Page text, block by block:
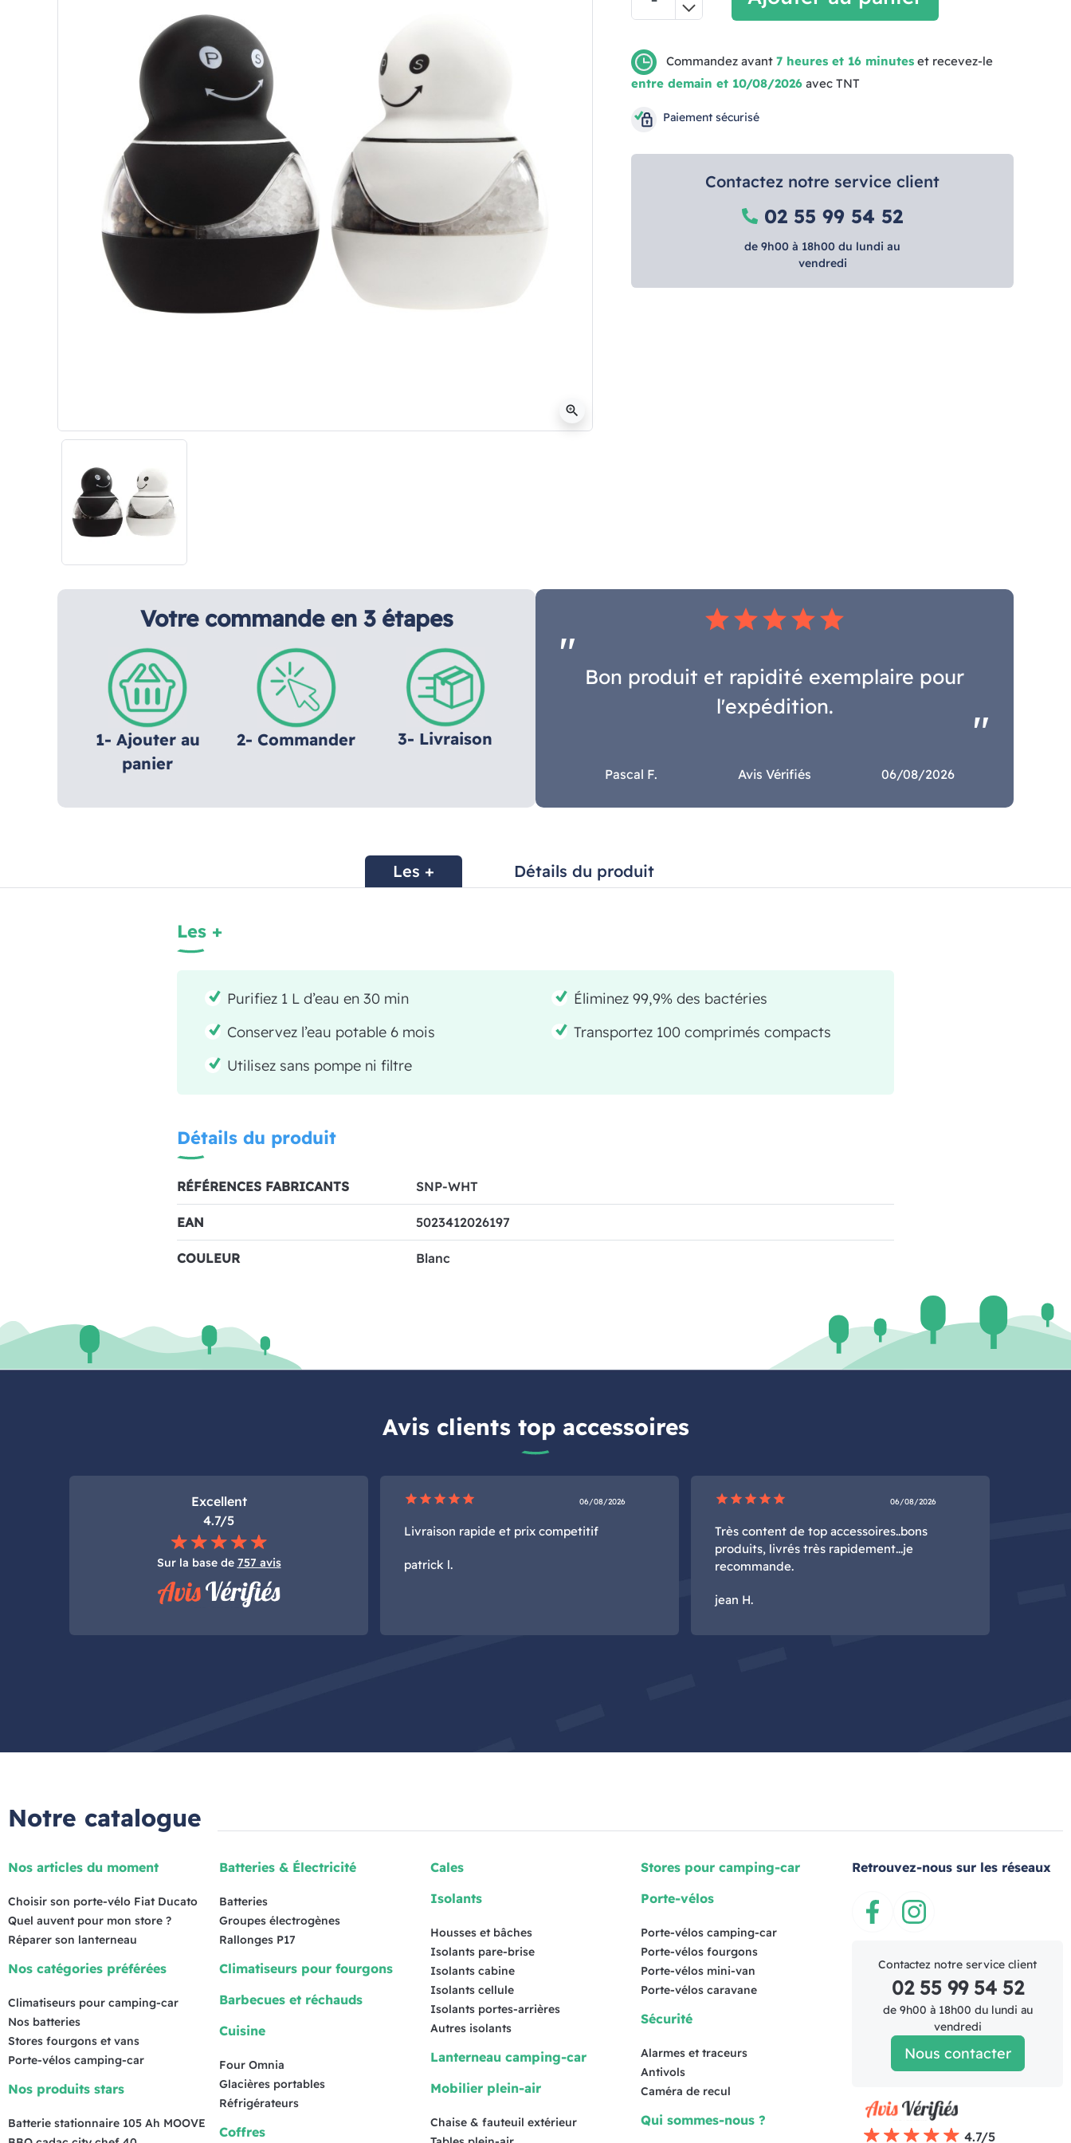
zoom_in
Commandez avant 7 heures et 16 minutes et recevez-le
entre demain et 10/08/2026 avec TNT
Paiement sécurisé
Contactez notre service client
02 55 99 54 52
de 9h00 à 18h00 du lundi au
vendredi
Votre commande en 3 étapes
1- Ajouter au
panier
2- Commander 3- Livraison
starstarstarstarstar
Bon produit et rapidité exemplaire pour
l'expédition.
Pascal F. Avis Vérifiés 06/08/2026
Les + Détails du produit
Les +
Purifiez 1 L d’eau en 30 min
Éliminez 99,9% des bactéries
Conservez l’eau potable 6 mois
Transportez 100 comprimés compacts
Utilisez sans pompe ni filtre
Détails du produit
RÉFÉRENCES FABRICANTS SNP-WHT
EAN 5023412026197
COULEUR Blanc
Avis clients top accessoires
Excellent
4.7/5
Sur la base de 757 avis
star star star star star 06/08/2026
Livraison rapide et prix competitif
patrick l.
star star star star star 06/08/2026
Très content de top accessoires..bons
produits, livrés très rapidement...je
recommande.
jean H.
Notre catalogue
Nos articles du moment
Choisir son porte-vélo Fiat Ducato
Quel auvent pour mon store ?
Réparer son lanterneau
Nos catégories préférées
Climatiseurs pour camping-car
Nos batteries
Stores fourgons et vans
Porte-vélos camping-car
Nos produits stars
Batterie stationnaire 105 Ah MOOVE
Batteries & Électricité
Batteries
Groupes électrogènes
Rallonges P17
Climatiseurs pour fourgons
Barbecues et réchauds
Cuisine
Four Omnia
Glacières portables
Réfrigérateurs
Coffres
Cales
Isolants
Housses et bâches
Isolants pare-brise
Isolants cabine
Isolants cellule
Isolants portes-arrières
Autres isolants
Lanterneau camping-car
Mobilier plein-air
Chaise & fauteuil extérieur
Stores pour camping-car
Porte-vélos
Porte-vélos camping-car
Porte-vélos fourgons
Porte-vélos mini-van
Porte-vélos caravane
Sécurité
Alarmes et traceurs
Antivols
Caméra de recul
Qui sommes-nous ?
Retrouvez-nous sur les réseaux
Contactez notre service client
02 55 99 54 52
de 9h00 à 18h00 du lundi au
vendredi
Nous contacter
4.7/5